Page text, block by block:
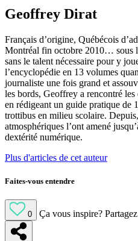
Geoffrey Dirat
Français d’origine, Québécois
Montréal fin octobre 2010… sous
sans le talent nécessaire pour y
l’encyclopédie en 13 volumes
journaliste une fois grand et
les bords, Geoffrey a rencontré
en rédigeant un guide pratique de
trottibus en milieu scolaire.
atmosphériques l’ont amené
dextérité numérique.
Plus d'articles de cet auteur
Faites-vous entendre
0 Ça vous inspire?